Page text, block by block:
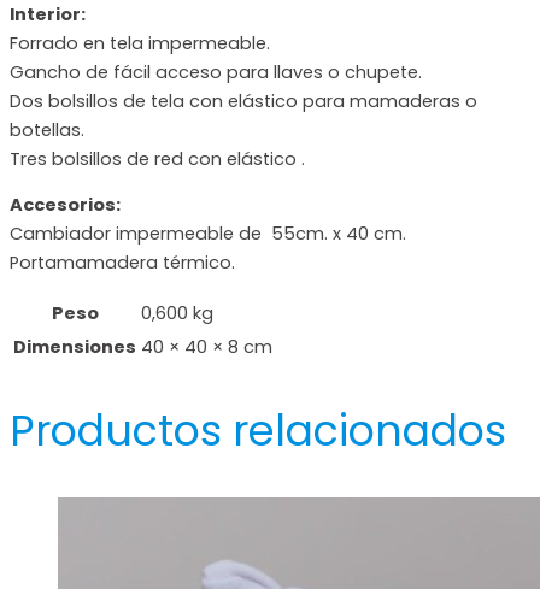
Interior:
Forrado en tela impermeable.
Gancho de fácil acceso para llaves o chupete.
Dos bolsillos de tela con elástico para mamaderas o
botellas.
Tres bolsillos de red con elástico .
Accesorios:
Cambiador impermeable de 55cm. x 40 cm.
Portamamadera térmico.
Peso
0,600 kg
Dimensiones 40 × 40 × 8 cm
Productos relacionados